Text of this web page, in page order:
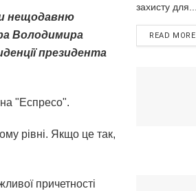
нещодавню
Володимира
президента
"Еспресо".
рівні. Якщо це так,
причетності
захисту для...
READ MORE